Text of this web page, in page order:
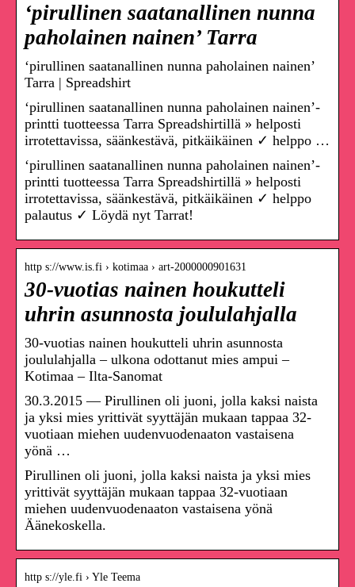
‘pirullinen saatanallinen nunna
paholainen nainen’ Tarra
‘pirullinen saatanallinen nunna paholainen nainen’
Tarra | Spreadshirt
‘pirullinen saatanallinen nunna paholainen nainen’-
printti tuotteessa Tarra Spreadshirtillä » helposti
irrotettavissa, säänkestävä, pitkäikäinen ✓ helppo …
‘pirullinen saatanallinen nunna paholainen nainen’-
printti tuotteessa Tarra Spreadshirtillä » helposti
irrotettavissa, säänkestävä, pitkäikäinen ✓ helppo
palautus ✓ Löydä nyt Tarrat!
http s://www.is.fi › kotimaa › art-2000000901631
30-vuotias nainen houkutteli
uhrin asunnosta joululahjalla
30-vuotias nainen houkutteli uhrin asunnosta
joululahjalla – ulkona odottanut mies ampui –
Kotimaa – Ilta-Sanomat
30.3.2015 — Pirullinen oli juoni, jolla kaksi naista
ja yksi mies yrittivät syyttäjän mukaan tappaa 32-
vuotiaan miehen uudenvuodenaaton vastaisena
yönä …
Pirullinen oli juoni, jolla kaksi naista ja yksi mies
yrittivät syyttäjän mukaan tappaa 32-vuotiaan
miehen uudenvuodenaaton vastaisena yönä
Äänekoskella.
http s://yle.fi › Yle Teema